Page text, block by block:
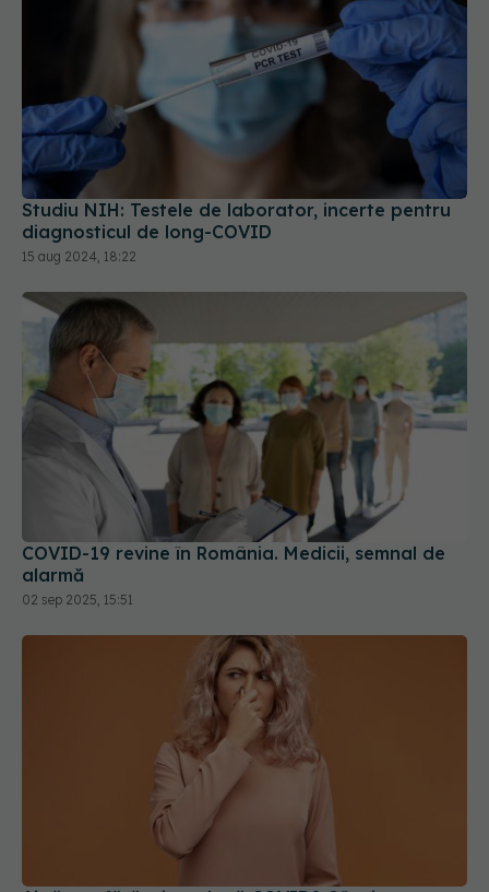
Studiu NIH: Testele de laborator, incerte pentru
diagnosticul de long-COVID
15 aug 2024, 18:22
COVID-19 revine în România. Medicii, semnal de
alarmă
02 sep 2025, 15:51